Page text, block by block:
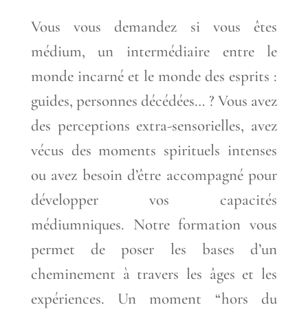
Vous vous demandez si vous êtes
médium, un intermédiaire entre le
monde incarné et le monde des esprits :
guides, personnes décédées… ? Vous avez
des perceptions extra-sensorielles, avez
vécus des moments spirituels intenses
ou avez besoin d’être accompagné pour
développer vos capacités
médiumniques. Notre formation vous
permet de poser les bases d’un
cheminement à travers les âges et les
expériences. Un moment “hors du